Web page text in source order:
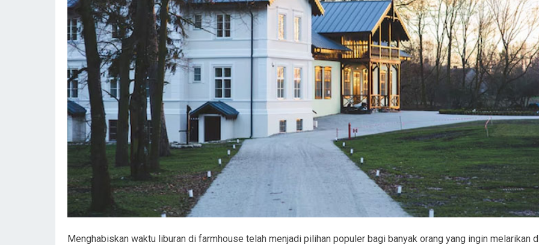
Menghabiskan waktu liburan di farmhouse telah menjadi pilihan populer bagi banyak orang yang ingin melarikan